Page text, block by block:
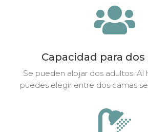

Capacidad para
Se pueden alojar dos adultos. Al
puedes elegir entre dos camas
